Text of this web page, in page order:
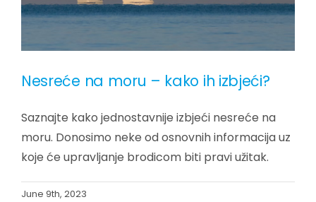
Nesreće na moru – kako ih izbjeći?
Saznajte kako jednostavnije izbjeći nesreće na
moru. Donosimo neke od osnovnih informacija uz
koje će upravljanje brodicom biti pravi užitak.
June 9th, 2023